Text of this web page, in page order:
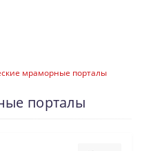
мраморные порталы
порталы